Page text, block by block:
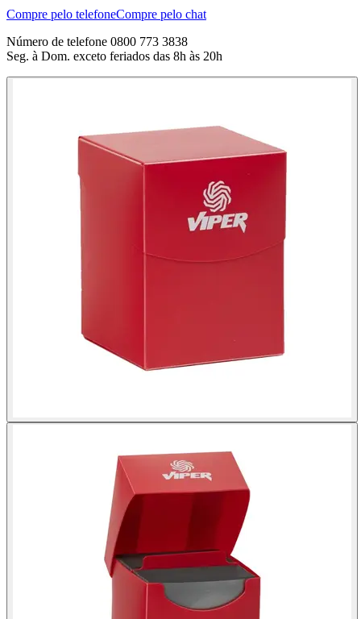
Compre pelo telefoneCompre pelo chat
Número de telefone 0800 773 3838
Seg. à Dom. exceto feriados das 8h às 20h